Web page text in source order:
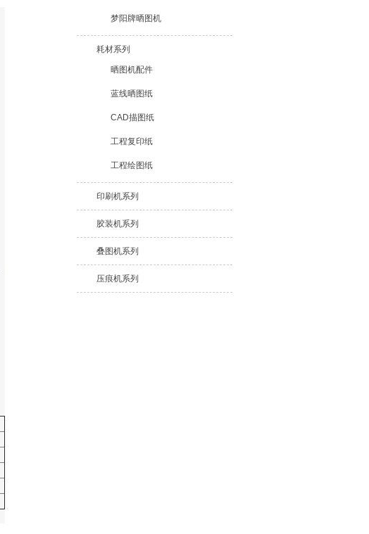
梦阳牌晒图机
耗材系列
晒图机配件
蓝线晒图纸
CAD描图纸
工程复印纸
工程绘图纸
印刷机系列
胶装机系列
叠图机系列
压痕机系列